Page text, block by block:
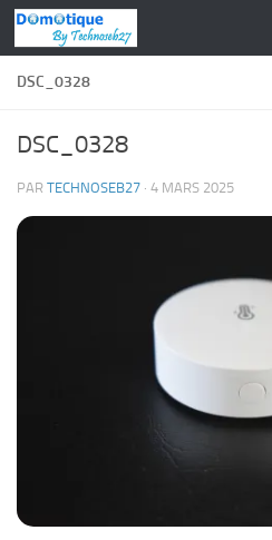
Skip to content
DSC_0328
DSC_0328
PAR TECHNOSEB27 · 4 MARS 2025